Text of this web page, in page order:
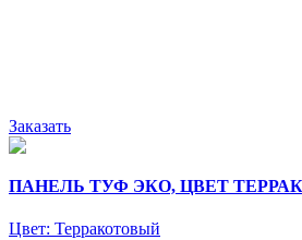
Заказать
ПАНЕЛЬ ТУФ ЭКО, ЦВЕТ
Цвет: Терракотовый